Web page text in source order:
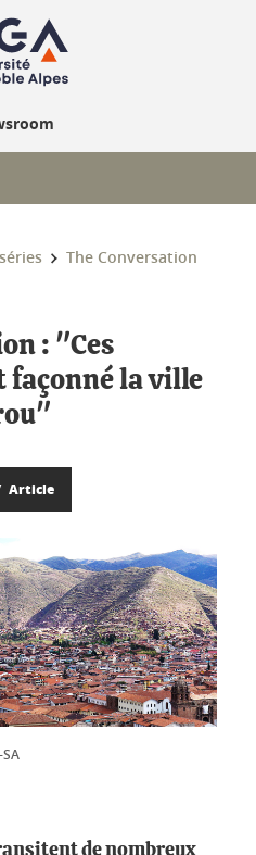
The Conversation
: "Ces
façonné la ville
Article
de nombreux